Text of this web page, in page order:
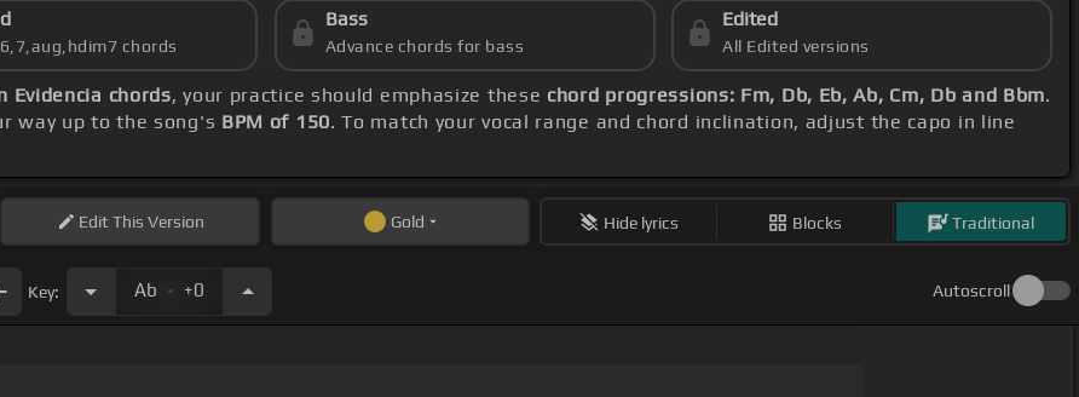
chords
Bass
Advance chords for bass
Edited
All Edited versions
Evidencia chords, your practice should emphasize these chord progressions: Fm, Db, Eb, Ab, Cm, Db and Bbm.
way up to the song's BPM of 150. To match your vocal range and chord inclination, adjust the capo in line
EditThis Version Gold Hide lyrics Blocks Traditional
Key: Ab . +0 Autoscroll